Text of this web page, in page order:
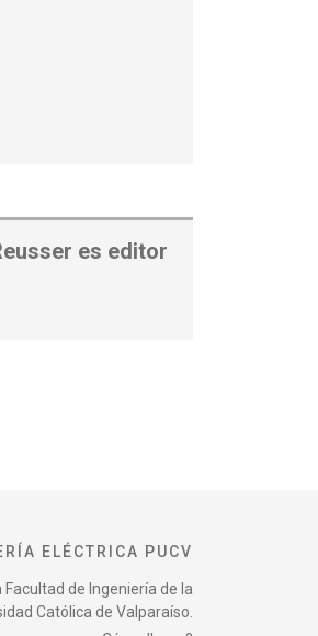
es editor
ELÉCTRICA PUCV
de Ingeniería de la
Católica de Valparaíso.